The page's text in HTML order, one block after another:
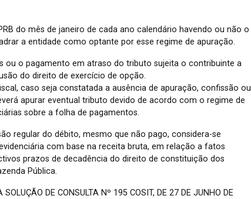
do mês de janeiro de cada ano calendário havendo ou não o
a entidade como optante por esse regime de apuração.
ou o pagamento em atraso do tributo sujeita o contribuinte a
do direito de exercício de opção.
caso seja constatada a ausência de apuração, confissão ou
apurar eventual tributo devido de acordo com o regime de
sobre a folha de pagamentos.
regular do débito, mesmo que não pago, considera-se
com base na receita bruta, em relação a fatos
prazos de decadência do direito de constituição dos
Pública.
DE CONSULTA Nº 195 COSIT, DE 27 DE JUNHO DE